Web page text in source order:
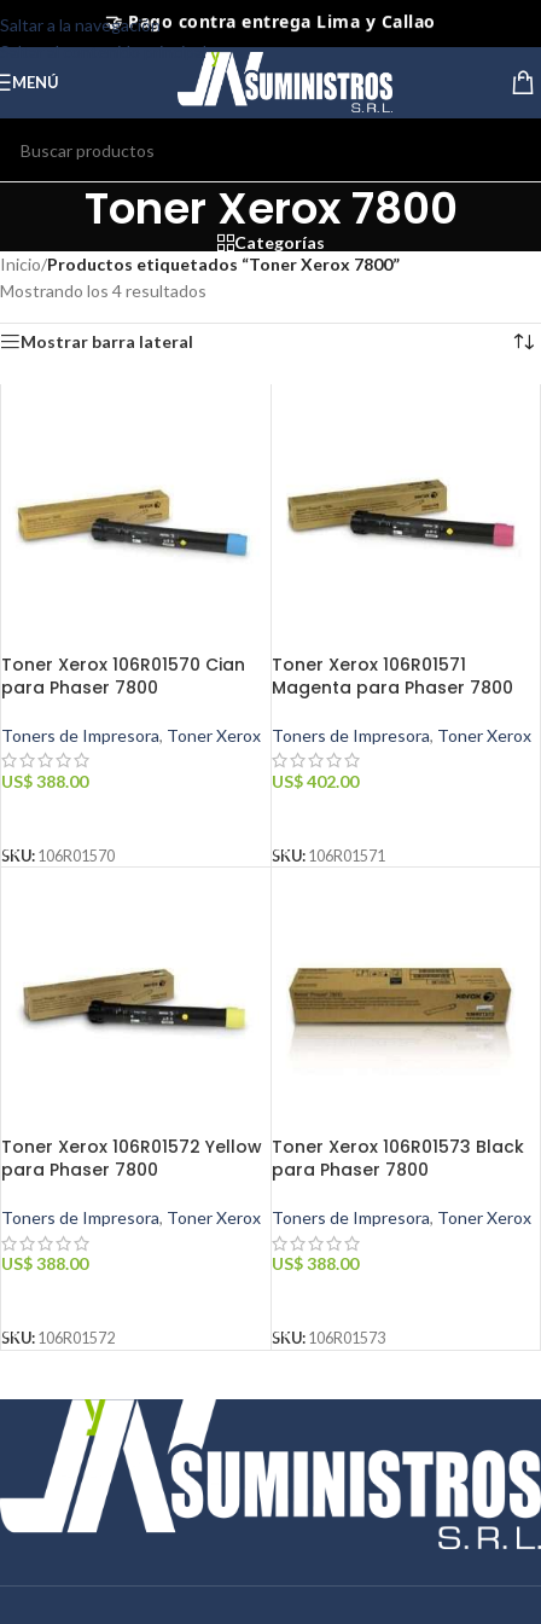
Saltar a la navegación
Saltar al contenido principal⭐ Productos Originales y Nuevos
MENÚ
Toner Xerox 7800
Categorías
Inicio/Productos etiquetados “Toner Xerox 7800”
Mostrando los 4 resultados
Mostrar barra lateral
Toner Xerox 106R01570 Cian
para Phaser 7800
Toners de Impresora, Toner Xerox
US$388.00
SKU: 106R01570
Toner Xerox 106R01571
Magenta para Phaser 7800
Toners de Impresora, Toner Xerox
US$402.00
SKU: 106R01571
Toner Xerox 106R01572 Yellow
para Phaser 7800
Toners de Impresora, Toner Xerox
US$388.00
SKU: 106R01572
Toner Xerox 106R01573 Black
para Phaser 7800
Toners de Impresora, Toner Xerox
US$388.00
SKU: 106R01573